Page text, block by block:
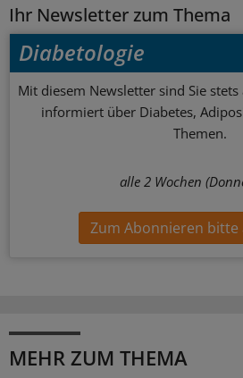
Ihr Newsletter zum Thema
Diabetologie
Mit diesem Newsletter sind Sie
informiert über Diabetes,
Themen.
alle 2 Wochen
Zum Abonnieren bitte
MEHR ZUM THEMA